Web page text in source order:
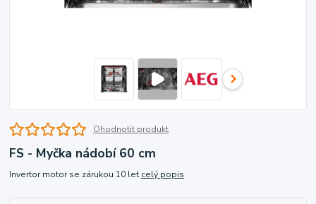
Ohodnotit produkt
FS - Myčka nádobí 60 cm
Invertor motor se zárukou 10 let celý popis